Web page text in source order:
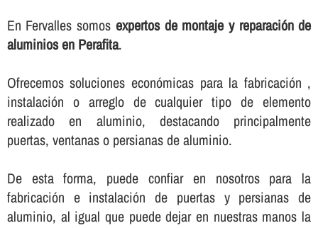
En Fervalles somos expertos de montaje y reparación de
aluminios en Perafita.
Ofrecemos soluciones económicas para la fabricación ,
instalación o arreglo de cualquier tipo de elemento
realizado en aluminio, destacando principalmente
puertas, ventanas o persianas de aluminio.
De esta forma, puede confiar en nosotros para la
fabricación e instalación de puertas y persianas de
aluminio, al igual que puede dejar en nuestras manos la